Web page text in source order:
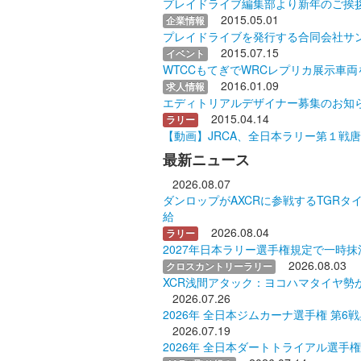
企業情報
2015.05.01
プレイドライブを発行する合同会社サ
イベント
2015.07.15
WTCCもてぎでWRCレプリカ展示車
求人情報
2016.01.09
エディトリアルデザイナー募集のお知
ラリー
2015.04.14
【動画】JRCA、全日本ラリー第１戦
最新ニュース
2026.08.07
ダンロップがAXCRに参戦するTGRタ
給
ラリー
2026.08.04
2027年日本ラリー選手権規定で一時
クロスカントリーラリー
2026.08.03
XCR浅間アタック：ヨコハマタイヤ
2026.07.26
2026年 全日本ジムカーナ選手権 第6
2026.07.19
2026年 全日本ダートトライアル選手